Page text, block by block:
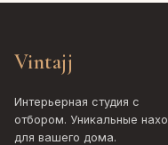
Vintajj
Интерьерная студия с
отбором. Уникальные
для вашего дома.